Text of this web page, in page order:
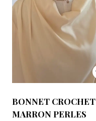
BONNET CROCHET
MARRON PERLES